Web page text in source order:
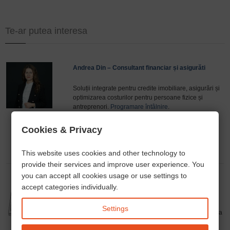
Te-ar putea interesa
Andrea Din – Consultant financiar și asigurăti
Soluții integrate pentru credite imobiliare, asigurări și
optimizarea costurilor pentru persoane fizice și
antreprenori. Programare întâlnire.
Alexandra Deutsch - traducător autorizat
Traducător autorizat și interpret jurat de limba româna
Cookies & Privacy
This website uses cookies and other technology to
provide their services and improve user experience. You
you can accept all cookies usage or use settings to
accept categories individually.
Settings